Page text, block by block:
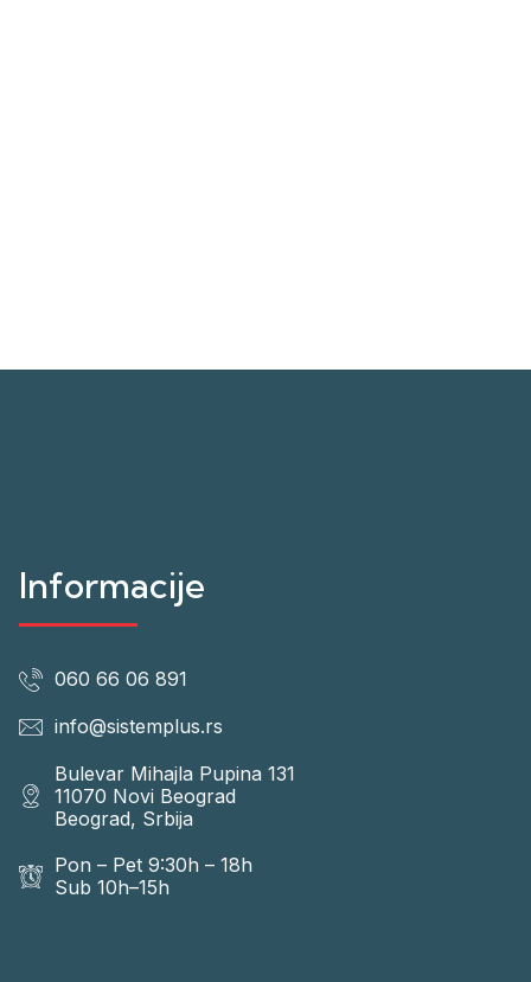
Informacije
060 66 06 891
info@sistemplus.rs
Bulevar Mihajla Pupina 131
11070 Novi Beograd
Beograd, Srbija
Pon – Pet 9:30h – 18h
Sub 10h–15h